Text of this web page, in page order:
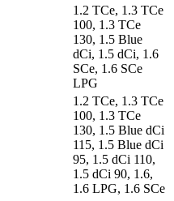
1.2 TCe, 1.3 TCe
100, 1.3 TCe
130, 1.5 Blue
dCi, 1.5 dCi, 1.6
SCe, 1.6 SCe
LPG
1.2 TCe, 1.3 TCe
100, 1.3 TCe
130, 1.5 Blue dCi
115, 1.5 Blue dCi
95, 1.5 dCi 110,
1.5 dCi 90, 1.6,
1.6 LPG, 1.6 SCe